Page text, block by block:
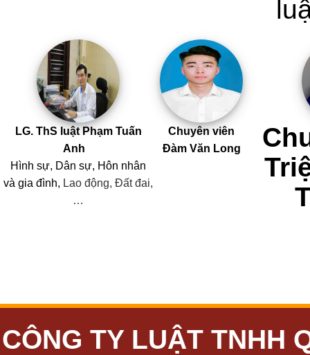
LG. ThS luật Phạm Tuấn
Anh
Hình sự, Dân sự, Hôn nhân
và gia đình, Lao động, Đất đai,
…
Chuyên viên
Đàm Văn Long
CÔNG TY LUẬT TNHH